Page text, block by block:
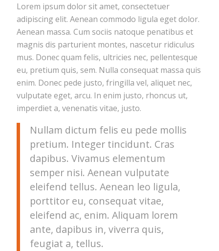
Lorem ipsum dolor sit amet, consectetuer
adipiscing elit. Aenean commodo ligula eget dolor.
Aenean massa. Cum sociis natoque penatibus et
magnis dis parturient montes, nascetur ridiculus
mus. Donec quam felis, ultricies nec, pellentesque
eu, pretium quis, sem. Nulla consequat massa quis
enim. Donec pede justo, fringilla vel, aliquet nec,
vulputate eget, arcu. In enim justo, rhoncus ut,
imperdiet a, venenatis vitae, justo.
Nullam dictum felis eu pede mollis
pretium. Integer tincidunt. Cras
dapibus. Vivamus elementum
semper nisi. Aenean vulputate
eleifend tellus. Aenean leo ligula,
porttitor eu, consequat vitae,
eleifend ac, enim. Aliquam lorem
ante, dapibus in, viverra quis,
feugiat a, tellus.